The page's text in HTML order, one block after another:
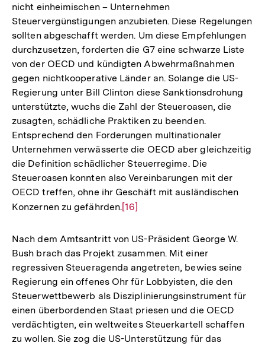
nicht einheimischen – Unternehmen
Steuervergünstigungen anzubieten. Diese Regelungen
sollten abgeschafft werden. Um diese Empfehlungen
durchzusetzen, forderten die G7 eine schwarze Liste
von der OECD und kündigten Abwehrmaßnahmen
gegen nichtkooperative Länder an. Solange die US-
Regierung unter Bill Clinton diese Sanktionsdrohung
unterstützte, wuchs die Zahl der Steueroasen, die
zusagten, schädliche Praktiken zu beenden.
Entsprechend den Forderungen multinationaler
Unternehmen verwässerte die OECD aber gleichzeitig
die Definition schädlicher Steuerregime. Die
Steueroasen konnten also Vereinbarungen mit der
OECD treffen, ohne ihr Geschäft mit ausländischen
Konzernen zu gefährden.Zur
der
Fußnote
[16]
Nach dem Amtsantritt von US-Präsident George W.
Bush brach das Projekt zusammen. Mit einer
regressiven Steueragenda angetreten, bewies seine
Regierung ein offenes Ohr für Lobbyisten, die den
Steuerwettbewerb als Disziplinierungsinstrument für
einen überbordenden Staat priesen und die OECD
verdächtigten, ein weltweites Steuerkartell schaffen
zu wollen. Sie zog die US-Unterstützung für das